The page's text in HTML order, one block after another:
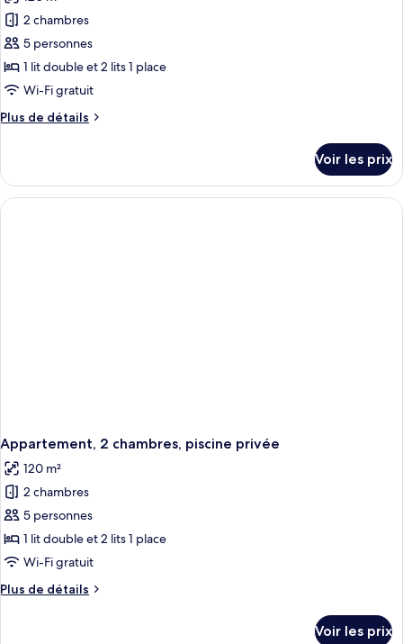
2 chambres
5 personnes
1 lit double et 2 lits 1 place
Wi-Fi gratuit
Plus de détails
Plus
le
type
de
Voir les prix
Appartement, 2 chambres, piscine privée
120 m²
2 chambres
5 personnes
1 lit double et 2 lits 1 place
Wi-Fi gratuit
Plus de détails
Plus
Voir les prix